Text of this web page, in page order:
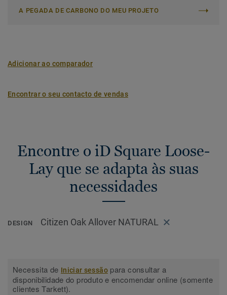
A PEGADA DE CARBONO DO MEU PROJETO
Adicionar ao comparador
Encontrar o seu contacto de vendas
Encontre o iD Square Loose-
Lay que se adapta às suas
necessidades
DESIGN Citizen Oak Allover NATURAL
Necessita de Iniciar sessãopara consultar a
disponibilidade do produto e encomendar online (somente
clientes Tarkett).